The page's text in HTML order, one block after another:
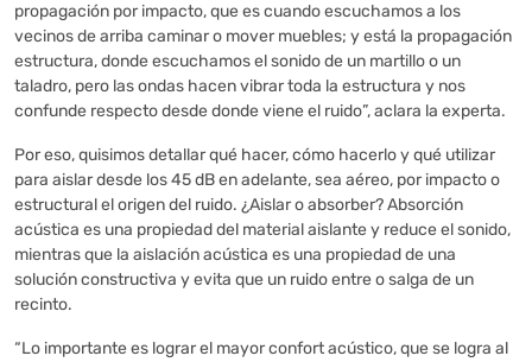
propagación por impacto, que es cuando escuchamos a los
vecinos de arriba caminar o mover muebles; y está la propagación
estructura, donde escuchamos el sonido de un martillo o un
taladro, pero las ondas hacen vibrar toda la estructura y nos
confunde respecto desde donde viene el ruido”, aclara la experta.
Por eso, quisimos detallar qué hacer, cómo hacerlo y qué utilizar
para aislar desde los 45 dB en adelante, sea aéreo, por impacto o
estructural el origen del ruido. ¿Aislar o absorber? Absorción
acústica es una propiedad del material aislante y reduce el sonido,
mientras que la aislación acústica es una propiedad de una
solución constructiva y evita que un ruido entre o salga de un
recinto.
“Lo importante es lograr el mayor confort acústico, que se logra al